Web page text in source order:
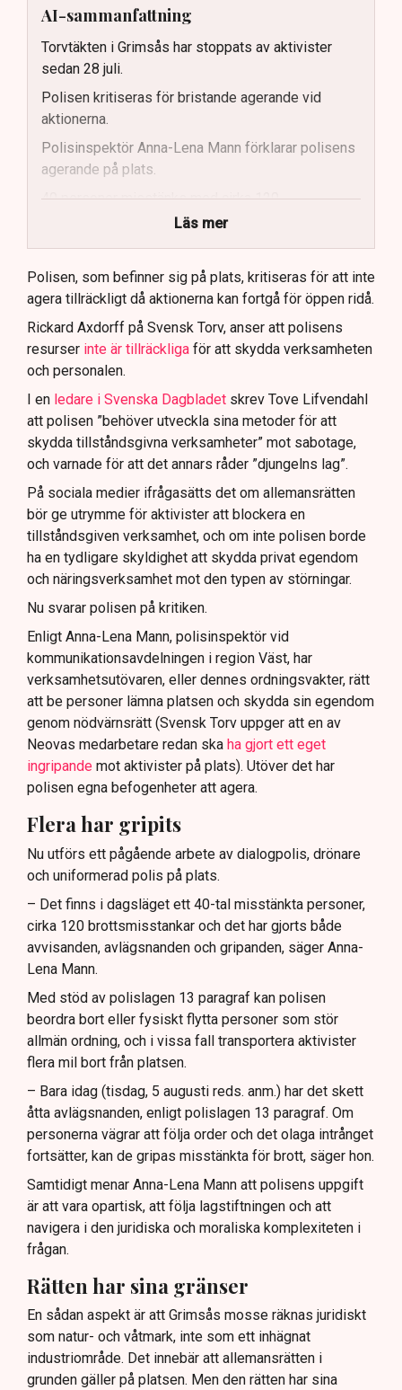
AI-sammanfattning
Torvtäkten i Grimsås har stoppats av aktivister
sedan 28 juli.
Polisen kritiseras för bristande agerande vid
aktionerna.
Polisinspektör Anna-Lena Mann förklarar polisens
agerande på plats.
40 personer misstänks med cirka 120
brottsmisstankar kopplade.
Polisen använder drönare och uniformerad polis
för att dokumentera bevis.
Samtidigt är polisarbetet komplext när det gäller
att navigera juridiska rättigheter och gränser.
Läs mer
Polisen, som befinner sig på plats, kritiseras för att inte
agera tillräckligt då aktionerna kan fortgå för öppen ridå.
Rickard Axdorff på Svensk Torv, anser att polisens
resurser inte är tillräckliga för att skydda verksamheten
och personalen.
I en ledare i Svenska Dagbladet skrev Tove Lifvendahl
att polisen ”behöver utveckla sina metoder för att
skydda tillståndsgivna verksamheter” mot sabotage,
och varnade för att det annars råder ”djungelns lag”.
På sociala medier ifrågasätts det om allemansrätten
bör ge utrymme för aktivister att blockera en
tillståndsgiven verksamhet, och om inte polisen borde
ha en tydligare skyldighet att skydda privat egendom
och näringsverksamhet mot den typen av störningar.
Nu svarar polisen på kritiken.
Enligt Anna-Lena Mann, polisinspektör vid
kommunikationsavdelningen i region Väst, har
verksamhetsutövaren, eller dennes ordningsvakter, rätt
att be personer lämna platsen och skydda sin egendom
genom nödvärnsrätt (Svensk Torv uppger att en av
Neovas medarbetare redan ska ha gjort ett eget
ingripande mot aktivister på plats). Utöver det har
polisen egna befogenheter att agera.
Flera har gripits
Nu utförs ett pågående arbete av dialogpolis, drönare
och uniformerad polis på plats.
– Det finns i dagsläget ett 40-tal misstänkta personer,
cirka 120 brottsmisstankar och det har gjorts både
avvisanden, avlägsnanden och gripanden, säger Anna-
Lena Mann.
Med stöd av polislagen 13 paragraf kan polisen
beordra bort eller fysiskt flytta personer som stör
allmän ordning, och i vissa fall transportera aktivister
flera mil bort från platsen.
– Bara idag (tisdag, 5 augusti reds. anm.) har det skett
åtta avlägsnanden, enligt polislagen 13 paragraf. Om
personerna vägrar att följa order och det olaga intrånget
fortsätter, kan de gripas misstänkta för brott, säger hon.
Samtidigt menar Anna-Lena Mann att polisens uppgift
är att vara opartisk, att följa lagstiftningen och att
navigera i den juridiska och moraliska komplexiteten i
frågan.
Rätten har sina gränser
En sådan aspekt är att Grimsås mosse räknas juridiskt
som natur- och våtmark, inte som ett inhägnat
industriområde. Det innebär att allemansrätten i
grunden gäller på platsen. Men den rätten har sina